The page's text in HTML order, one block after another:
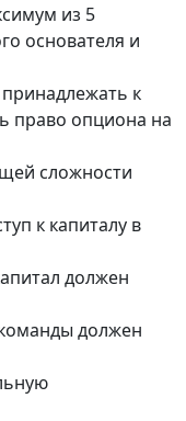
из 5
основателя и
к
право опциона на
сложности
к капиталу в
должен
должен